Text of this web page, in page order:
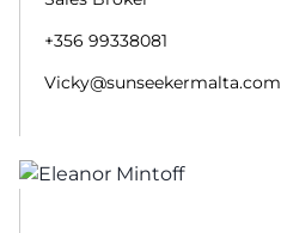
+356 99338081
Vicky@sunseekermalta.com